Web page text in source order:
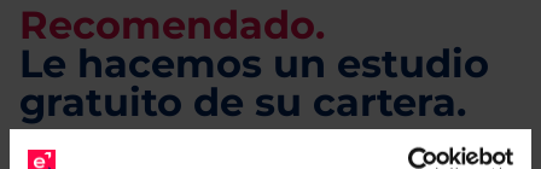
Recomendado.
Le hacemos un estudio
gratuito de su cartera.